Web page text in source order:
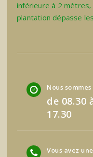
inférieure à 2
plantation dépasse
Nous
de 08.30
17.30
Vous avez